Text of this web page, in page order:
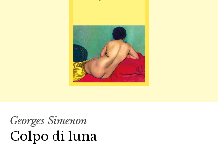
Georges Simenon
Colpo di luna